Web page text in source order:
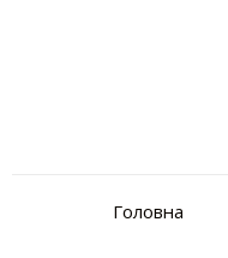
Головна